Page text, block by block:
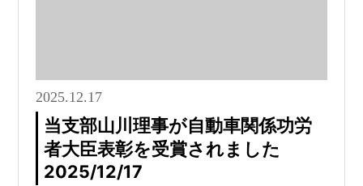
2025.12.17
当支部山川理事が自動車関係功労
者大臣表彰を受賞されました
2025/12/17